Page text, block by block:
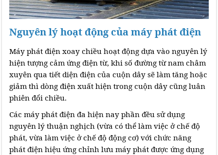
Nguyên lý hoạt động của máy phát điện
Máy phát điện xoay chiều hoạt động dựa vào nguyên lý
hiện tượng cảm ứng điện từ, khi số đường từ nam châm
xuyên qua tiết diện điện của cuộn dây sẽ làm tăng hoặc
giảm thì dòng điện xuất hiện trong cuộn dây cũng luân
phiên đổi chiều.
Các máy phát điện đa hiện nay phần đều sử dụng
nguyên lý thuận nghịch (vừa có thể làm việc ở chế độ
phát, vừa làm việc ở chế độ động cơ) với chức năng
phát điện hiệu ứng chỉnh lưu máy phát được ứng dụng